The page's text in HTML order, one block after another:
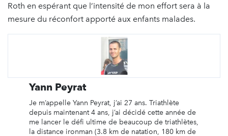
Roth en espérant que l’intensité de mon effort sera à la
mesure du réconfort apporté aux enfants malades.
Yann Peyrat
Je m’appelle Yann Peyrat, j’ai 27 ans. Triathlète
depuis maintenant 4 ans, j’ai décidé cette année de
me lancer le défi ultime de beaucoup de triathlètes,
la distance ironman (3.8 km de natation, 180 km de